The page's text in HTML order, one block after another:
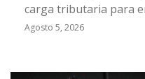
carga tributaria para
Agosto 5, 2026